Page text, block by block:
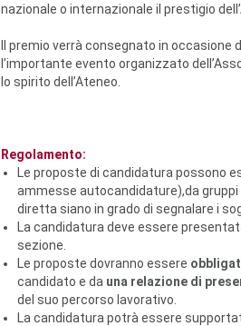
nazionale o internazionale il prestigio
Il premio verrà consegnato in occasione
l’importante evento organizzato
lo spirito dell’Ateneo.
Regolamento:
Le proposte di candidatura possono
ammesse autocandidature),da
diretta siano in grado di segnalare i
La candidatura deve essere
sezione.
Le proposte dovranno essere
candidato e da una relazione di
del suo percorso lavorativo.
La candidatura potrà essere
22 23 24 25 26 27
29 30 01 02 03 04